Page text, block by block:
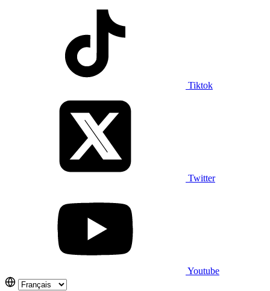
Tiktok
Twitter
Youtube